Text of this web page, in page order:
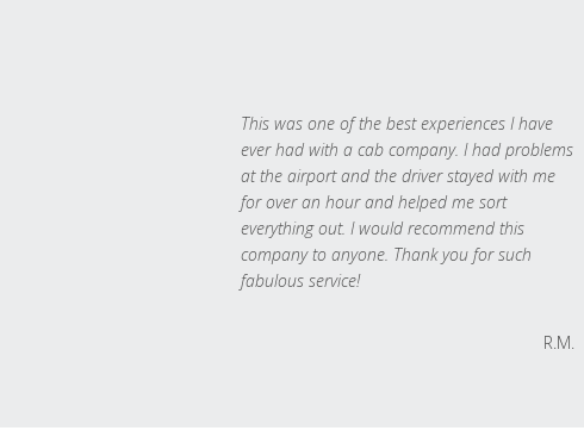
This was one of the best experiences I have
ever had with a cab company. I had problems
at the airport and the driver stayed with me
for over an hour and helped me sort
everything out. I would recommend this
company to anyone. Thank you for such
fabulous service!
R.M.